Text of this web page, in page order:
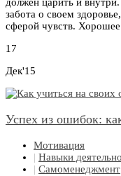
должен царить и
забота о своем
сферой чувств.
17
Дек'15
Успех из ошибок:
Мотивация
| Навыки
| Самоменеджмент